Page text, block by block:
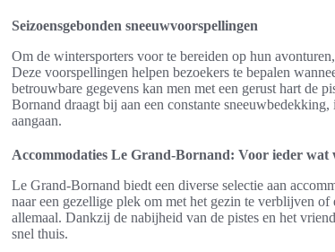
Seizoensgebonden sneeuwvoorspellingen
Om de wintersporters voor te bereiden op hun
Deze voorspellingen helpen bezoekers te bepalen
betrouwbare gegevens kan men met een gerust hart de
Bornand draagt bij aan een constante
aangaan.
Accommodaties Le Grand-Bornand: Voor ieder wat
Le Grand-Bornand biedt een diverse selectie aan
naar een gezellige plek om met het gezin te verblijven
allemaal. Dankzij de nabijheid van de pistes en het
snel thuis.